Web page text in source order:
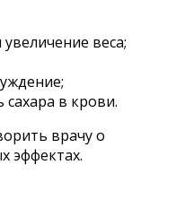
веса;
в крови.
врачу о
эффектах.